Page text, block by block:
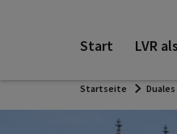
Start LVR
Startseite